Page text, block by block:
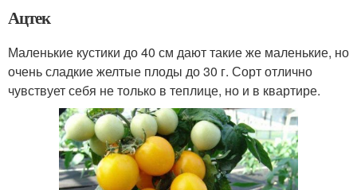
Ацтек
Маленькие кустики до 40 см дают такие же маленькие, но
очень сладкие желтые плоды до 30 г. Сорт отлично
чувствует себя не только в теплице, но и в квартире.